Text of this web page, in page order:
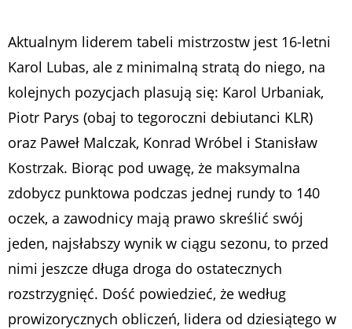
Aktualnym liderem tabeli mistrzostw jest 16-letni
Karol Lubas, ale z minimalną stratą do niego, na
kolejnych pozycjach plasują się: Karol Urbaniak,
Piotr Parys (obaj to tegoroczni debiutanci KLR)
oraz Paweł Malczak, Konrad Wróbel i Stanisław
Kostrzak. Biorąc pod uwagę, że maksymalna
zdobycz punktowa podczas jednej rundy to 140
oczek, a zawodnicy mają prawo skreślić swój
jeden, najsłabszy wynik w ciągu sezonu, to przed
nimi jeszcze długa droga do ostatecznych
rozstrzygnięć. Dość powiedzieć, że według
prowizorycznych obliczeń, lidera od dziesiątego w